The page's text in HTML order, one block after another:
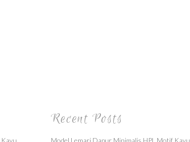
Recent Posts
Model Lemari Dapur Minimalis HPL Motif Kayu